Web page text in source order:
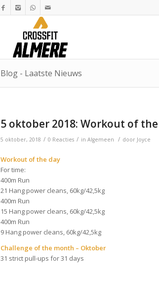
Blog - Laatste Nieuws
5 oktober 2018: Workout of
5 oktober, 2018 / 0 Reacties / in Algemeen / door Joyce
Workout of the day
For time:
400m Run
21 Hang power cleans, 60kg/42,5kg
400m Run
15 Hang power cleans, 60kg/42,5kg
400m Run
9 Hang power cleans, 60kg/42,5kg
Challenge of the month – Oktober
31 strict pull-ups for 31 days